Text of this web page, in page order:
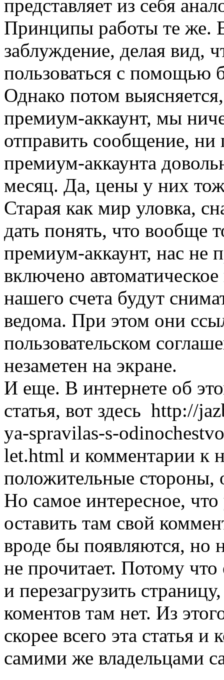
представляет из себя
Принципы работы те же.
заблуждение, делая вид,
пользоваться с помощью
Однако потом
премиум-аккаунт, мы
отправить сообщение,
премиум-аккаунта
месяц. Да, цены у них
Старая как мир уловка,
дать понять, что вообще
премиум-аккаунт, нас не
включено
нашего счета будут
ведома. При этом они
пользовательском
незаметен на экране.
И еще. В интернете об
статья, вот здесь http://
ya-spravilas-s-
let.html и комментарии к
положительные стороны,
Но самое интересное,
оставить там свой
вроде бы появляются, но
не прочитает. Потому что
и перезагрузить
коментов там нет. Из
скорее всего эта статья
самими же владельцами